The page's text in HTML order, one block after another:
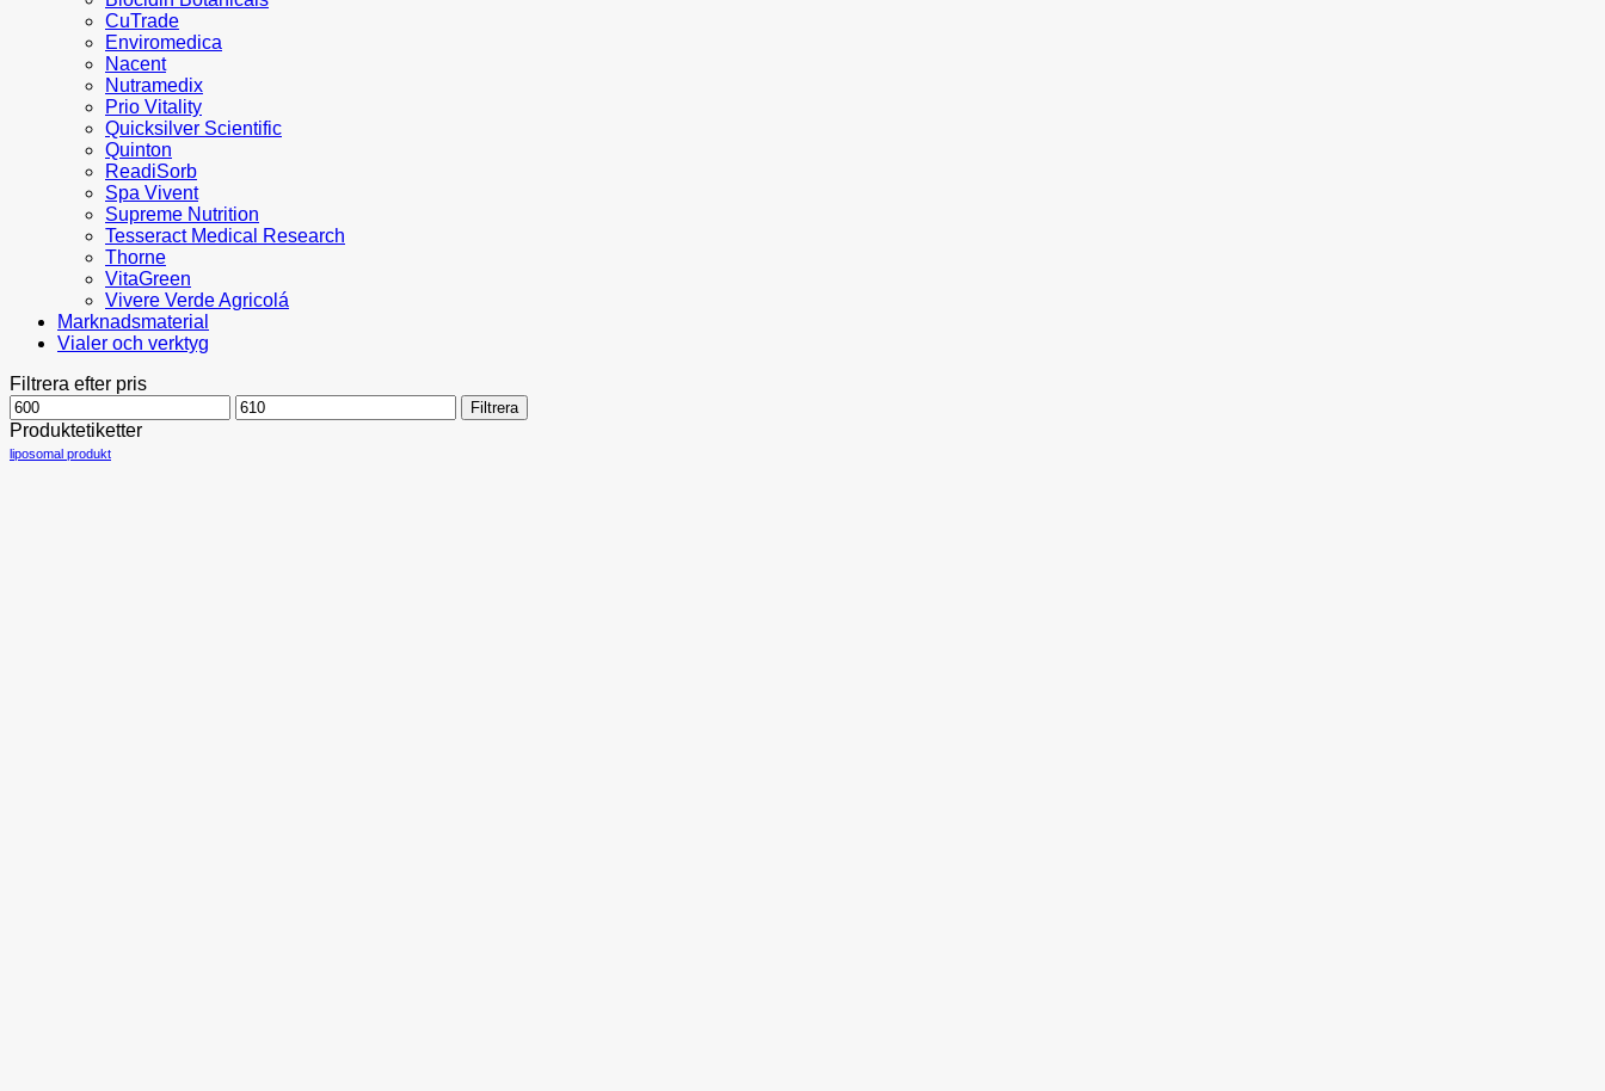
CuTrade
Enviromedica
Nacent
Nutramedix
Prio Vitality
Quicksilver Scientific
Quinton
ReadiSorb
Spa Vivent
Supreme Nutrition
Tesseract Medical Research
Thorne
VitaGreen
Vivere Verde Agricolá
Marknadsmaterial
Vialer och verktyg
Filtrera efter pris
Min
pris
Max
pris
Filtrera
Produktetiketter
liposomal produkt